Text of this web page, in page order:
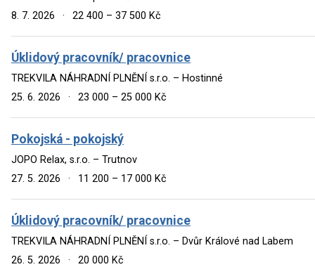
8. 7. 2026
· 22 400 – 37 500 Kč
Úklidový pracovník/ pracovnice
TREKVILA NÁHRADNÍ PLNĚNÍ s.r.o. – Hostinné
25. 6. 2026
· 23 000 – 25 000 Kč
Pokojská - pokojský
JOPO Relax, s.r.o. – Trutnov
27. 5. 2026
· 11 200 – 17 000 Kč
Úklidový pracovník/ pracovnice
TREKVILA NÁHRADNÍ PLNĚNÍ s.r.o. – Dvůr Králové nad Labem
26. 5. 2026
· 20 000 Kč